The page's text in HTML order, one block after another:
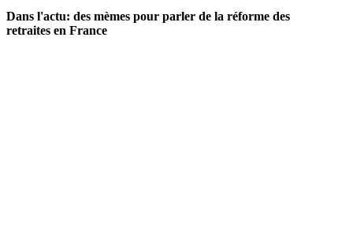
Dans l'actu: des mèmes pour parler de la réforme des
retraites en France